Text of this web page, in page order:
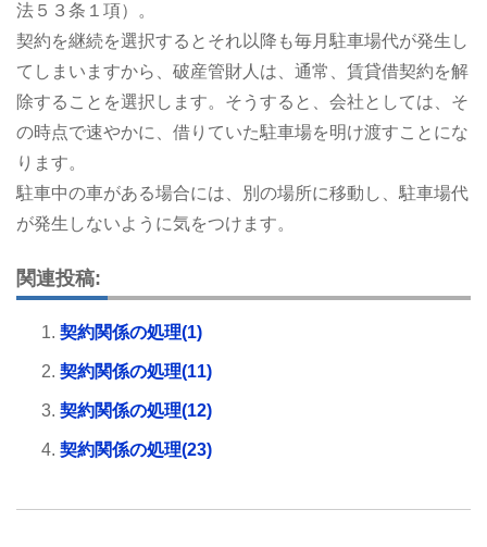
法５３条１項）。
契約を継続を選択するとそれ以降も毎月駐車場代が発生し
てしまいますから、破産管財人は、通常、賃貸借契約を解
除することを選択します。そうすると、会社としては、そ
の時点で速やかに、借りていた駐車場を明け渡すことにな
ります。
駐車中の車がある場合には、別の場所に移動し、駐車場代
が発生しないように気をつけます。
関連投稿:
契約関係の処理(1)
契約関係の処理(11)
契約関係の処理(12)
契約関係の処理(23)